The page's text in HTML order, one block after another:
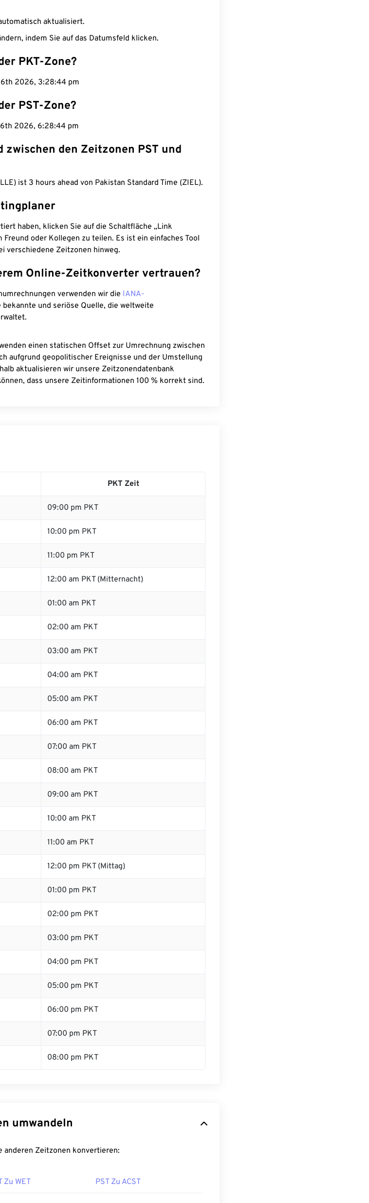
aktualisiert.
indem Sie auf das Datumsfeld klicken.
PKT-Zone?
2026, 3:28:45 pm
PST-Zone?
2026, 6:28:45 pm
zwischen den Zeitzonen PST und
ist 3 hours ahead von Pakistan Standard Time (ZIEL).
haben, klicken Sie auf die Schaltfläche „Link
oder Kollegen zu teilen. Es ist ein einfaches Tool
verschiedene Zeitzonen hinweg.
Online-Zeitkonverter vertrauen?
verwenden wir die IANA-
und seriöse Quelle, die weltweite
einen statischen Offset zur Umrechnung zwischen
aufgrund geopolitischer Ereignisse und der Umstellung
aktualisieren wir unsere Zeitzonendatenbank
dass unsere Zeitinformationen 100 % korrekt sind.
PKT Zeit
09:00 pm PKT
10:00 pm PKT
11:00 pm PKT
12:00 am PKT (Mitternacht)
01:00 am PKT
02:00 am PKT
03:00 am PKT
04:00 am PKT
05:00 am PKT
06:00 am PKT
07:00 am PKT
08:00 am PKT
09:00 am PKT
10:00 am PKT
11:00 am PKT
12:00 pm PKT (Mittag)
01:00 pm PKT
02:00 pm PKT
03:00 pm PKT
04:00 pm PKT
05:00 pm PKT
06:00 pm PKT
07:00 pm PKT
08:00 pm PKT
umwandeln
anderen Zeitzonen konvertieren:
Zu WET PST Zu ACST